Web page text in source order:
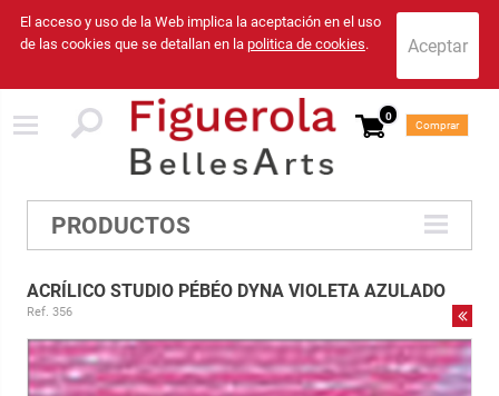
El acceso y uso de la Web implica la aceptación en el uso
de las cookies que se detallan en la politica de cookies.
0
Comprar
PRODUCTOS
ACRÍLICO STUDIO PÉBÉO DYNA VIOLETA AZULADO
Ref. 356